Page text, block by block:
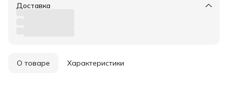
Удобный возврат
Доставка
О товаре Характеристики